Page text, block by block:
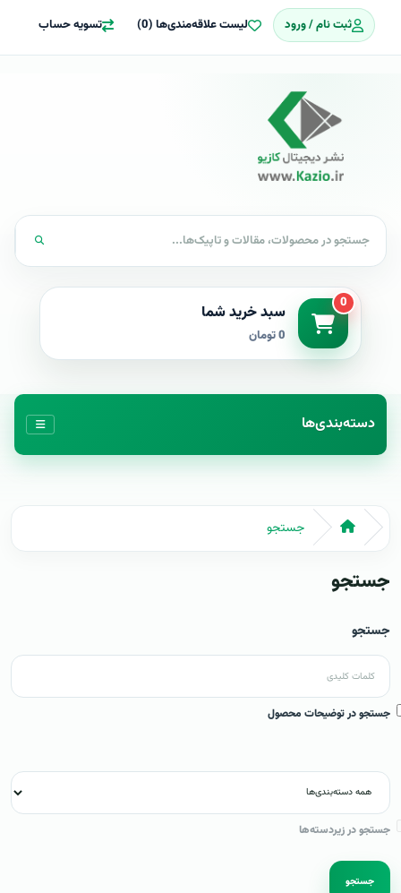
ثبت نام / ورود لیست علاقه‌مندی‌ها (0) تسویه حساب
0 سبد خرید شما
0 تومان
دسته‌بندی‌ها
جستجو
جستجو
جستجو
جستجو در توضیحات محصول
جستجو در زیردسته‌ها
جستجو